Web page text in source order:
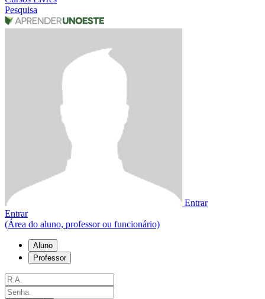
Pesquisa
Entrar
Entrar
(Área do aluno, professor ou funcionário)
Aluno
Professor